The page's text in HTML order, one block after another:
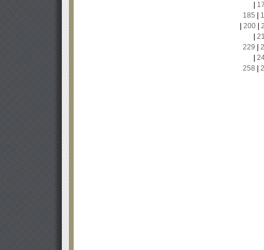
185
200|
229
258